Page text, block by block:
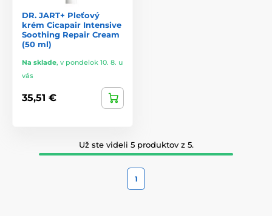
DR. JART+ Pleťový
krém Cicapair Intensive
Soothing Repair Cream
(50 ml)
Na sklade, v pondelok 10. 8. u
vás
35,51 €
Už ste videli 5 produktov z 5.
1